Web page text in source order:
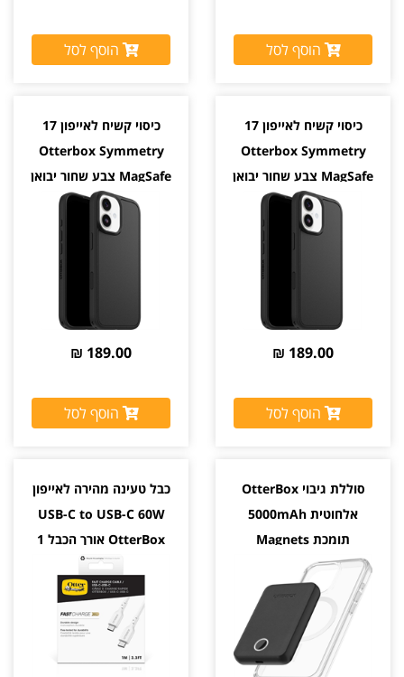
הוסף לסל הוסף לסל
כיסוי קשיח לאייפון 17
Otterbox Symmetry
MagSafe צבע שחור יבואן
רשמי
189.00 ₪
הוסף לסל
כיסוי קשיח לאייפון 17
Otterbox Symmetry
MagSafe צבע שחור יבואן
רשמי
189.00 ₪
הוסף לסל
סוללת גיבוי OtterBox
אלחוטית 5000mAh
תומכת Magnets
MagSafe בהצמדה לכיסוי
צבע שחור יבואן רשמי
כבל טעינה מהירה לאייפון
USB-C to USB-C 60W
OtterBox אורך הכבל 1
מטר צבע לבן